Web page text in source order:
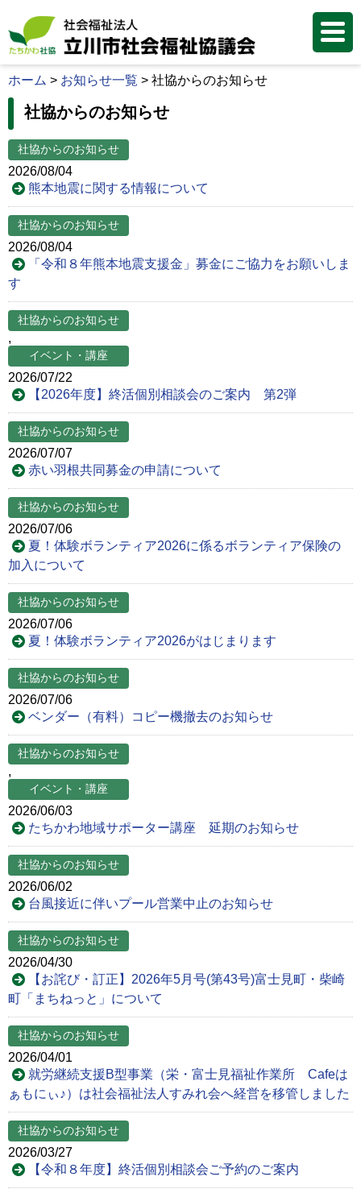
ホーム > お知らせ一覧 > 社協からのお知らせ
社協からのお知らせ
社協からのお知らせ
2026/08/04
熊本地震に関する情報について
社協からのお知らせ
2026/08/04
「令和８年熊本地震支援金」募金にご協力をお願いしま
す
社協からのお知らせ
,
イベント・講座
2026/07/22
【2026年度】終活個別相談会のご案内 第2弾
社協からのお知らせ
2026/07/07
赤い羽根共同募金の申請について
社協からのお知らせ
2026/07/06
夏！体験ボランティア2026に係るボランティア保険の
加入について
社協からのお知らせ
2026/07/06
夏！体験ボランティア2026がはじまります
社協からのお知らせ
2026/07/06
ベンダー（有料）コピー機撤去のお知らせ
社協からのお知らせ
,
イベント・講座
2026/06/03
たちかわ地域サポーター講座 延期のお知らせ
社協からのお知らせ
2026/06/02
台風接近に伴いプール営業中止のお知らせ
社協からのお知らせ
2026/04/30
【お詫び・訂正】2026年5月号(第43号)富士見町・柴崎
町「まちねっと」について
社協からのお知らせ
2026/04/01
就労継続支援B型事業（栄・富士見福祉作業所 Cafeは
ぁもにぃ♪）は社会福祉法人すみれ会へ経営を移管しました
社協からのお知らせ
2026/03/27
【令和８年度】終活個別相談会ご予約のご案内